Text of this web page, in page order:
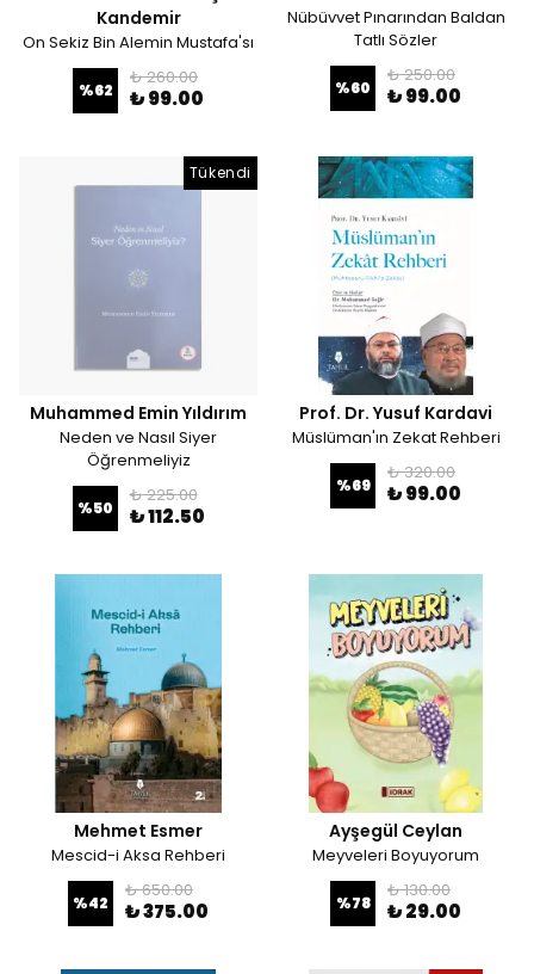
Kandemir
On Sekiz Bin Alemin Mustafa'sı
%62
₺ 260.00
₺ 99.00
Nübüvvet Pınarından Baldan
Tatlı Sözler
%60
₺ 250.00
₺ 99.00
Tükendi
Muhammed Emin Yıldırım
Neden ve Nasıl Siyer
Öğrenmeliyiz
%50
₺ 225.00
₺ 112.50
Prof. Dr. Yusuf Kardavi
Müslüman'ın Zekat Rehberi
%69
₺ 320.00
₺ 99.00
Mehmet Esmer
Mescid-i Aksa Rehberi
%42
₺ 650.00
₺ 375.00
Ayşegül Ceylan
Meyveleri Boyuyorum
%78
₺ 130.00
₺ 29.00